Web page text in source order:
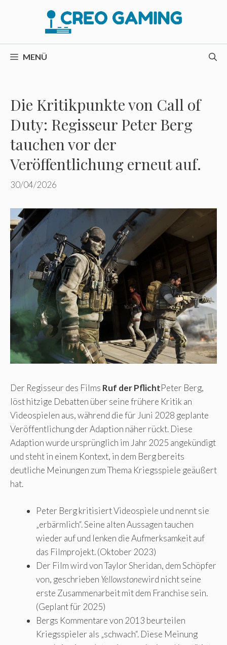
MENÜ
Die Kritikpunkte von Call of
Duty: Regisseur Peter Berg
tauchen vor der
Veröffentlichung erneut auf.
30/04/2026
Der Regisseur des Films Ruf der PflichtPeter Berg,
löst hitzige Debatten über seine frühere Kritik an
Videospielen aus, während die für Juni 2028 geplante
Veröffentlichung der Adaption näher rückt. Diese
Adaption wurde ursprünglich im Jahr 2025 angekündigt
und steht in einem Kontext, in dem Berg bereits
deutliche Meinungen zum Thema Kriegsspiele geäußert
hat.
Peter Berg kritisiert Videospiele und nennt sie
„erbärmlich“. Seine alten Aussagen tauchen
wieder auf und lenken die Aufmerksamkeit auf
das Filmprojekt. (Oktober 2023)
Der Film wird von Taylor Sheridan, dem Schöpfer
von, geschrieben Yellowstonewird nicht seine
erste Zusammenarbeit mit dem Franchise sein.
(Geplant für 2025)
Bergs Kommentare von 2013 beurteilen
Kriegsspieler als „schwach“. Diese Meinung